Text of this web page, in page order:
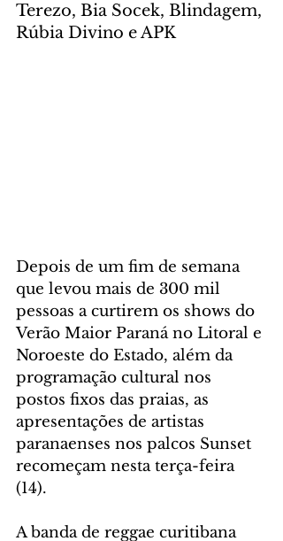
Terezo, Bia Socek, Blindagem,
Rúbia Divino e APK
Depois de um fim de semana
que levou mais de 300 mil
pessoas a curtirem os shows do
Verão Maior Paraná no Litoral e
Noroeste do Estado, além da
programação cultural nos
postos fixos das praias, as
apresentações de artistas
paranaenses nos palcos Sunset
recomeçam nesta terça-feira
(14).
A banda de reggae curitibana